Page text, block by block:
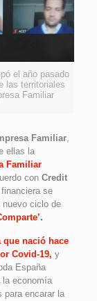
el año pasado
las territoriales
Familiar
Familiar,
ellas la
Familiar
conCredit
se
nuevo ciclo de
nació hace
Covid-19, y
España
la economía
para encarar la